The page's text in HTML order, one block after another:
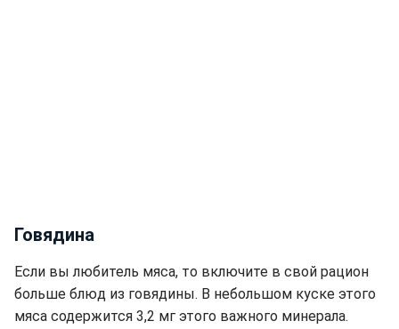
Говядина
Если вы любитель мяса, то включите в свой рацион
больше блюд из говядины. В небольшом куске этого
мяса содержится 3,2 мг этого важного минерала.